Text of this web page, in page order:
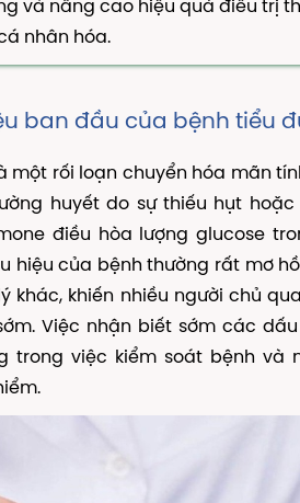
Ô
Thảo Dược
Không Khí
và nâng cao hiệu quả điều trị
nhân hóa.
ban đầu của bệnh tiểu
một rối loạn chuyển hóa mãn
huyết do sự thiếu hụt
điều hòa lượng glucose
hiệu của bệnh thường rất mơ
khác, khiến nhiều người chủ
Việc nhận biết sớm các
trong việc kiểm soát bệnh và